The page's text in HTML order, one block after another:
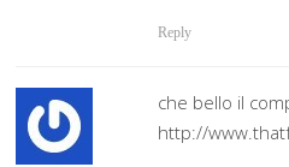
Reply
che bello il
http://